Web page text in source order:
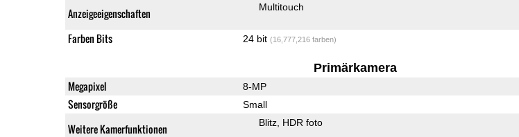
Anzeigeeigenschaften Multitouch
Farben Bits 24 bit (16,777,216 farben)
Primärkamera
Megapixel 8-MP
Sensorgröße Small
Weitere Kamerfunktionen Blitz HDR foto